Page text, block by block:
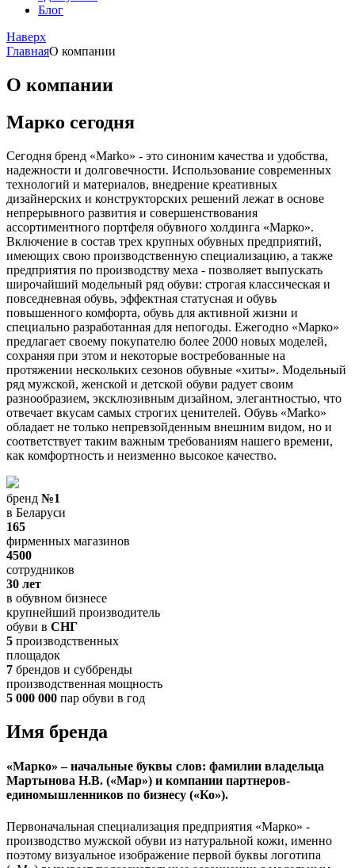
Блог
Наверх
ГлавнаяО компании
О компании
Марко сегодня
Сегодня бренд «Marko» - это синоним качества и удобства,
надежности и долговечности. Использование современных
технологий и материалов, внедрение креативных
дизайнерских и конструкторских решений лежат в основе
непрерывного развития и совершенствования
ассортиментного портфеля обувного холдинга «Марко».
Включение в состав трех крупных обувных предприятий,
имеющих свою производственную специализацию, а также
предприятия по производству меха - позволяет выпускать
широчайший модельный ряд обуви: строгая классическая и
повседневная обувь, эффектная статусная и обувь
повышенного комфорта, обувь для активной жизни и
специально разработанная для непогоды. Ежегодно «Марко»
предлагает своему покупателю более 2000 новых моделей,
сохраняя при этом и некоторые востребованные на
протяжении нескольких сезонов обувные «хиты». Модельный
ряд мужской, женской и детской обуви радует своим
разнообразием, эксклюзивным дизайном, элегантностью, что
отвечает вкусам самых строгих ценителей. Обувь «Marko»
обладает не только непревзойденным внешним видом, но и
соответствует таким важным требованиям нашего времени,
как комфортность и неизменно высокое качество.
бренд №1
в Беларуси
165
фирменных магазинов
4500
сотрудников
30 лет
в обувном бизнесе
крупнейший производитель
обуви в СНГ
5 производственных
площадок
7 брендов и суббренды
производственная мощность
5 000 000 пар обуви в год
Имя бренда
«Марко» – начальные буквы слов: фамилии владельца
Мартынова Н.В. («Мар») и компании партнеров-
единомышленников по бизнесу («Ко»).
Первоначальная специализация предприятия «Марко» -
производство мужской обуви из натуральной кожи, именно
поэтому визуальное изображение первой буквы логотипа